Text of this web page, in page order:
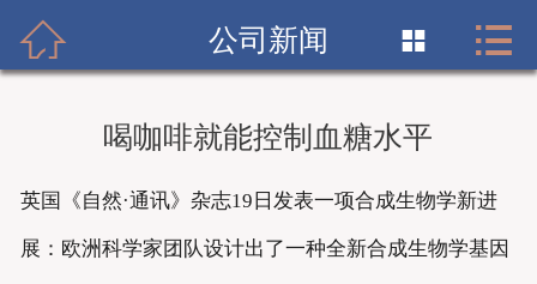
首页
产品展示
新闻资讯
 公司新闻  
喝咖啡就能控制血糖水平
英国《自然·通讯》杂志19日发表一项合成生物学新进
展：欧洲科学家团队设计出了一种全新合成生物学基因